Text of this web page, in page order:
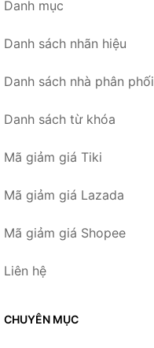
Danh mục
Danh sách nhãn hiệu
Danh sách nhà phân phối
Danh sách từ khóa
Mã giảm giá Tiki
Mã giảm giá Lazada
Mã giảm giá Shopee
Liên hệ
CHUYÊN MỤC